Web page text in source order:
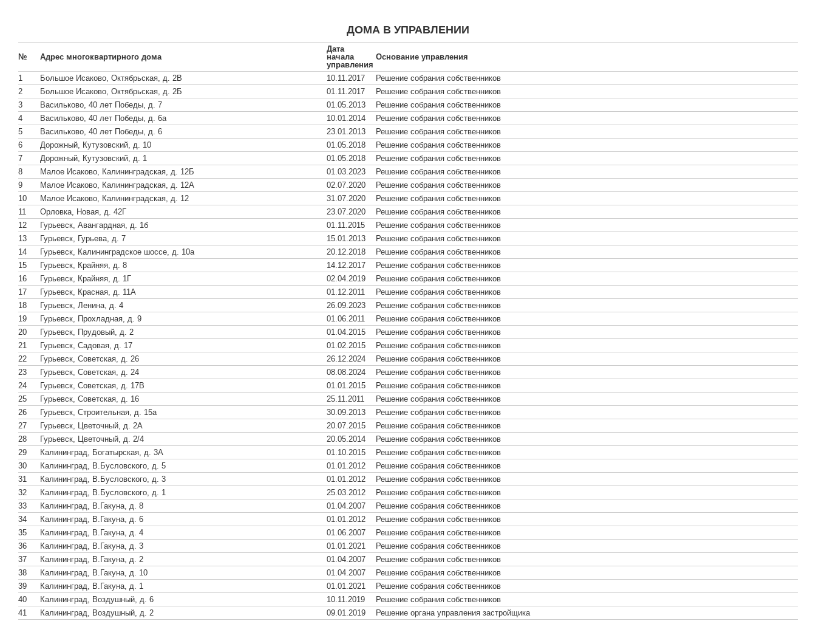
ДОМА В УПРАВЛЕНИИ
№ Адрес многоквартирного дома
Дата
начала
управления
Основание управления
1 Большое Исаково, Октябрьская, д. 2В 10.11.2017
Решение собрания собственников
2
Большое Исаково, Октябрьская, д. 2Б 01.11.2017
Решение собрания собственников
3
Васильково, 40 лет Победы, д. 7 01.05.2013
Решение собрания собственников
4
Васильково, 40 лет Победы, д. 6а 10.01.2014
Решение собрания собственников
5
Васильково, 40 лет Победы, д. 6 23.01.2013
Решение собрания собственников
6
Дорожный, Кутузовский, д. 10 01.05.2018
Решение собрания собственников
7
Дорожный, Кутузовский, д. 1 01.05.2018
Решение собрания собственников
8
Малое Исаково, Калининградская, д. 12Б 01.03.2023
Решение собрания собственников
9
Малое Исаково, Калининградская, д. 12А 02.07.2020
Решение собрания собственников
10
Малое Исаково, Калининградская, д. 12 31.07.2020
Решение собрания собственников
11
Орловка, Новая, д. 42Г 23.07.2020
Решение собрания собственников
12
Гурьевск, Авангардная, д. 1б 01.11.2015
Решение собрания собственников
13
Гурьевск, Гурьева, д. 7 15.01.2013
Решение собрания собственников
14
Гурьевск, Калининградское шоссе, д. 10а 20.12.2018
Решение собрания собственников
15
Гурьевск, Крайняя, д. 8 14.12.2017
Решение собрания собственников
16
Гурьевск, Крайняя, д. 1Г 02.04.2019
Решение собрания собственников
17
Гурьевск, Красная, д. 11А 01.12.2011
Решение собрания собственников
18
Гурьевск, Ленина, д. 4 26.09.2023
Решение собрания собственников
19
Гурьевск, Прохладная, д. 9 01.06.2011
Решение собрания собственников
20
Гурьевск, Прудовый, д. 2 01.04.2015
Решение собрания собственников
21
Гурьевск, Садовая, д. 17 01.02.2015
Решение собрания собственников
22
Гурьевск, Советская, д. 26 26.12.2024
Решение собрания собственников
23
Гурьевск, Советская, д. 24 08.08.2024
Решение собрания собственников
24
Гурьевск, Советская, д. 17В 01.01.2015
Решение собрания собственников
25
Гурьевск, Советская, д. 16 25.11.2011
Решение собрания собственников
26
Гурьевск, Строительная, д. 15а 30.09.2013
Решение собрания собственников
27
Гурьевск, Цветочный, д. 2А 20.07.2015
Решение собрания собственников
28
Гурьевск, Цветочный, д. 2/4 20.05.2014
Решение собрания собственников
29
Калининград, Богатырская, д. 3А 01.10.2015
Решение собрания собственников
30
Калининград, В.Бусловского, д. 5 01.01.2012
Решение собрания собственников
31
Калининград, В.Бусловского, д. 3 01.01.2012
Решение собрания собственников
32
Калининград, В.Бусловского, д. 1 25.03.2012
Решение собрания собственников
33
Калининград, В.Гакуна, д. 8 01.04.2007
Решение собрания собственников
34
Калининград, В.Гакуна, д. 6 01.01.2012
Решение собрания собственников
35
Калининград, В.Гакуна, д. 4 01.06.2007
Решение собрания собственников
36
Калининград, В.Гакуна, д. 3 01.01.2021
Решение собрания собственников
37
Калининград, В.Гакуна, д. 2 01.04.2007
Решение собрания собственников
38
Калининград, В.Гакуна, д. 10 01.04.2007
Решение собрания собственников
39
Калининград, В.Гакуна, д. 1 01.01.2021
Решение собрания собственников
40
Калининград, Воздушный, д. 6 10.11.2019
Решение собрания собственников
41
Калининград, Воздушный, д. 2 09.01.2019
Решение органа управления застройщика